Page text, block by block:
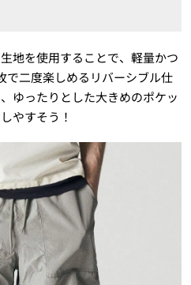
地を使用することで、軽量かつ
で二度楽しめるリバーシブル仕
ゆったりとした大きめのポケッ
やすそう！